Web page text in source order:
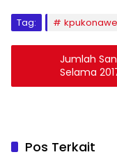
Tag: kpukonawe
Jumlah
Selama
Persen
Pos Terkait